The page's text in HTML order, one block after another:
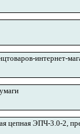
интернет-
цепная ЭПЧ-3.0-2,